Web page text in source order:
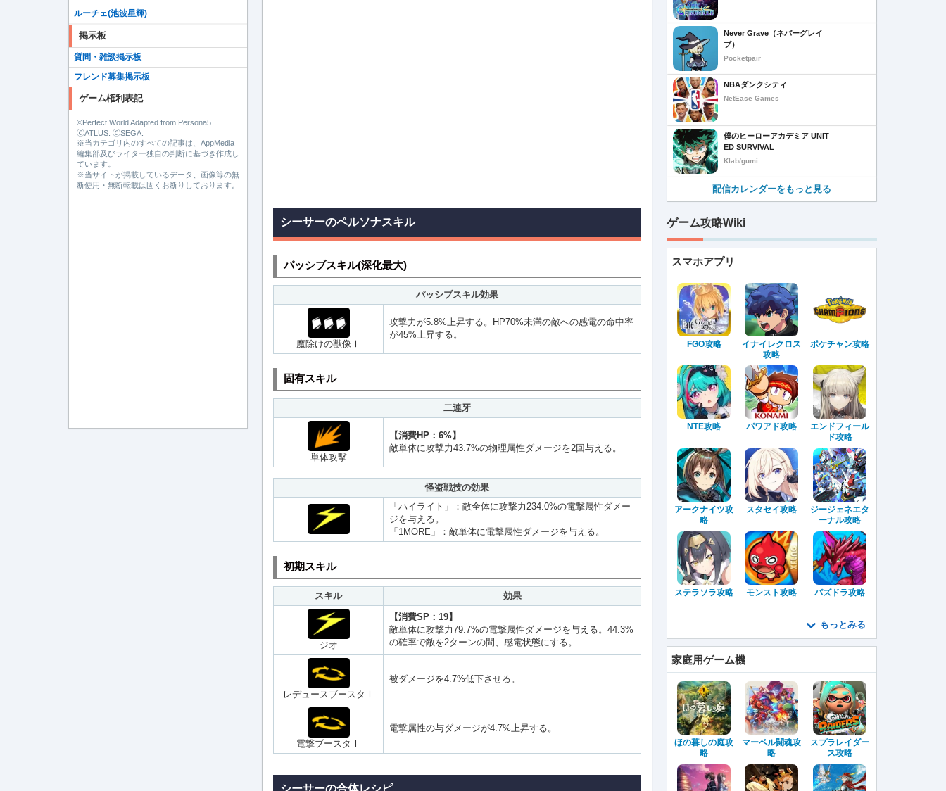
シーサーのペルソナスキル
パッシブスキル(深化最大)
パッシブスキル効果
魔除けの獣像Ⅰ
攻撃力が5.8%上昇する。HP70%未満の敵への感電の命中率
が45%上昇する。
固有スキル
二連牙
単体攻撃
【消費HP：6%】
敵単体に攻撃力43.7%の物理属性ダメージを2回与える。
怪盗戦技の効果
「ハイライト」：敵全体に攻撃力234.0%の電撃属性ダメー
ジを与える。
「1MORE」：敵単体に電撃属性ダメージを与える。
初期スキル
スキル 効果
ジオ
【消費SP：19】
敵単体に攻撃力79.7%の電撃属性ダメージを与える。44.3%
の確率で敵を2ターンの間、感電状態にする。
レデュースブースタⅠ
被ダメージを4.7%低下させる。
電撃ブースタⅠ
電撃属性の与ダメージが4.7%上昇する。
ルーチェ(池波星輝)
掲示板
質問・雑談掲示板
フレンド募集掲示板
ゲーム権利表記
©Perfect World Adapted from Persona5
🄫ATLUS. 🄫SEGA.
※当カテゴリ内のすべての記事は、AppMedia
編集部及びライター独自の判断に基づき作成し
ています。
※当サイトが掲載しているデータ、画像等の無
断使用・無断転載は固くお断りしております。
Never Grave（ネバーグレイ
ブ）
Pocketpair
NBAダンクシティ
NetEase Games
僕のヒーローアカデミア UNIT
ED SURVIVAL
Klab/gumi
配信カレンダーをもっと見る
ゲーム攻略Wiki
スマホアプリ
FGO攻略
イナイレクロス
攻略
ポケチャン攻略
NTE攻略 パワアド攻略
エンドフィール
ド攻略
アークナイツ攻
略
スタセイ攻略
ジージェネエタ
ーナル攻略
ステラソラ攻略 モンスト攻略 パズドラ攻略
もっとみる
家庭用ゲーム機
ほの暮しの庭攻
略
マーベル闘魂攻
略
スプラレイダー
ス攻略